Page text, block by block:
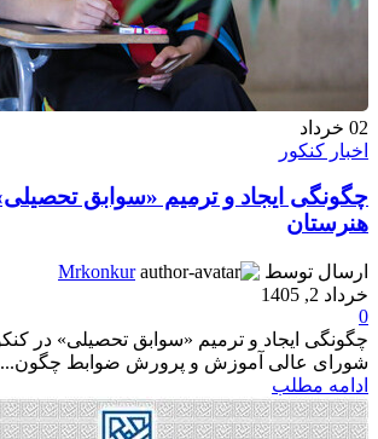
02 خرداد
اخبار کنکور
هنرستان
ارسال توسط
Mrkonkur
خرداد 2, 1405
0
شورای عالی آموزش و پرورش ضوابط چگون...
ادامه مطلب